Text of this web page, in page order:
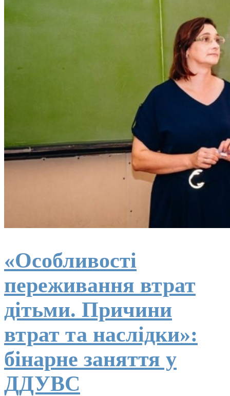
«Особливості
переживання втрат
дітьми. Причини
втрат та наслідки»:
бінарне заняття у
ДДУВС